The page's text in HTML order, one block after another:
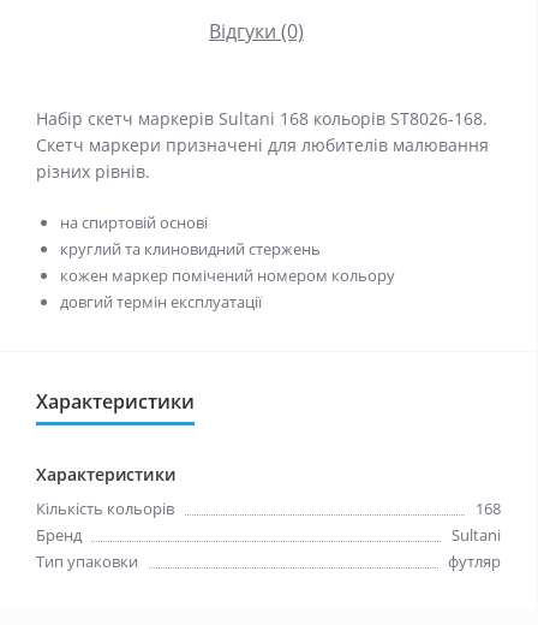
Відгуки (0)
Набір скетч маркерів Sultani 168 кольорів ST8026-168.
Скетч маркери призначені для любителів малювання
різних рівнів.
на спиртовій основі
круглий та клиновидний стержень
кожен маркер помічений номером кольору
довгий термін експлуатації
Характеристики
Характеристики
Кількість кольорів
168
Бренд
Sultani
Тип упаковки
футляр